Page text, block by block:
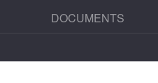
DOCUMENTS